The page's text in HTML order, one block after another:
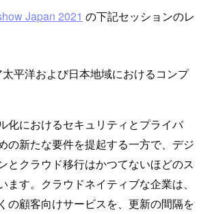
Japan 2021 の下記セッションのレ
平洋および日本地域におけるコンプ
化におけるセキュリティとプライバ
の新たな要件を提起する一方で、デジ
とクラウド移行はかつてないほどのス
ます。クラウドネイティブな企業は、
の顧客向けサービスを、更新の間隔を